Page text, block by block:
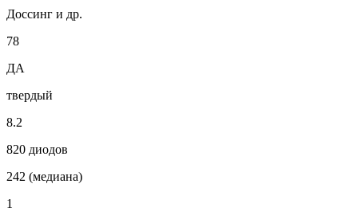
Доссинг и др.
78
ДА
твердый
8.2
820 диодов
242 (медиана)
1